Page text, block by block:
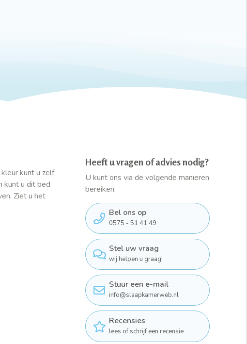
kunt u zelf
kunt u dit bed
Ziet u het
Heeft u vragen of advies nodig?
U kunt ons via de volgende manieren
bereiken:
Bel ons op
0575 - 51 41 49
Stel uw vraag
wij helpen u graag!
Stuur een e-mail
info@slaapkamerweb.nl
Recensies
lees of schrijf een recensie